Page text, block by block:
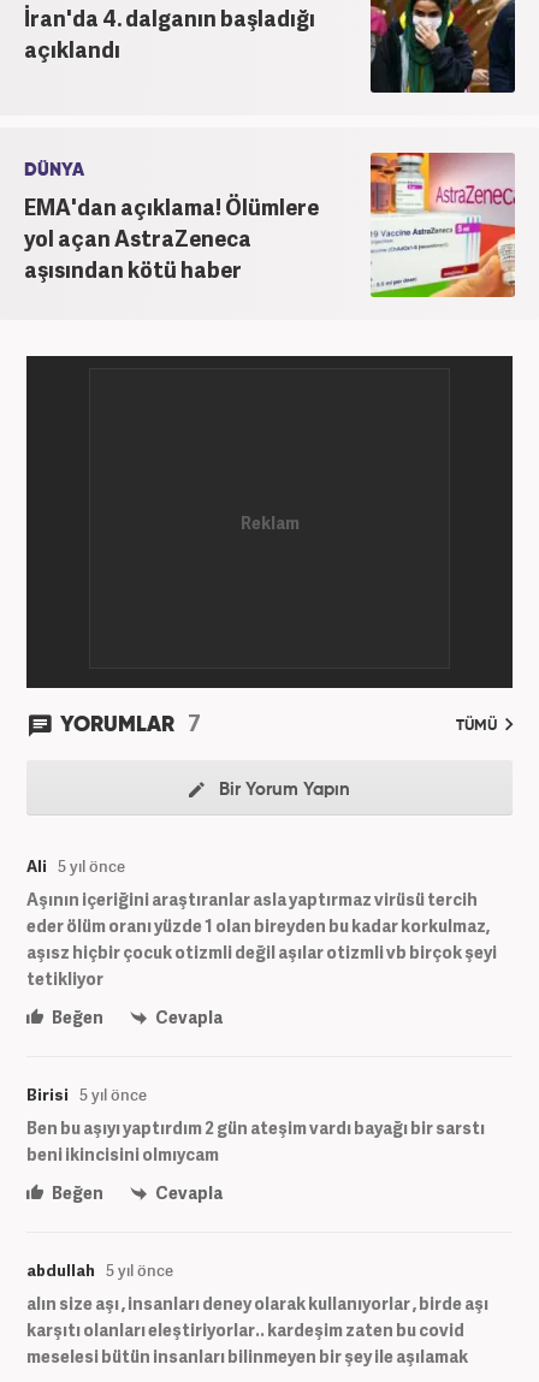
İran'da 4. dalganın başladığı
açıklandı
DÜNYA
EMA'dan açıklama! Ölümlere
yol açan AstraZeneca
aşısından kötü haber
YORUMLAR 7 TÜMÜ
Bir Yorum Yapın
Ali 5 yıl önce
Aşının içeriğini araştıranlar asla yaptırmaz virüsü tercih
eder ölüm oranı yüzde 1 olan bireyden bu kadar korkulmaz,
aşısz hiçbir çocuk otizmli değil aşılar otizmli vb birçok şeyi
tetikliyor
Beğen
Cevapla
Birisi 5 yıl önce
Ben bu aşıyı yaptırdım 2 gün ateşim vardı bayağı bir sarstı
beni ikincisini olmıycam
Beğen
Cevapla
abdullah 5 yıl önce
alın size aşı , insanları deney olarak kullanıyorlar , birde aşı
karşıtı olanları eleştiriyorlar.. kardeşim zaten bu covid
meselesi bütün insanları bilinmeyen bir şey ile aşılamak